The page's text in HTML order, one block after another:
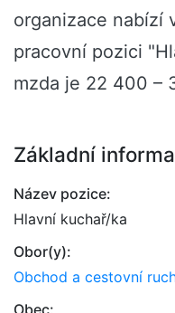
organizace nabízí
pracovní pozici
mzda je 22 400 –
Základní
Název pozice:
Hlavní kuchař/ka
Obor(y):
Obchod a cestovní
Obec: